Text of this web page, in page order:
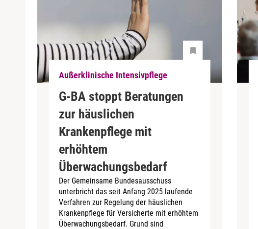
Außerklinische Intensivpflege
G-BA stoppt Beratungen
zur häuslichen
Krankenpflege mit
erhöhtem
Überwachungsbedarf
Der Gemeinsame Bundesausschuss
unterbricht das seit Anfang 2025 laufende
Verfahren zur Regelung der häuslichen
Krankenpflege für Versicherte mit erhöhtem
Überwachungsbedarf. Grund sind